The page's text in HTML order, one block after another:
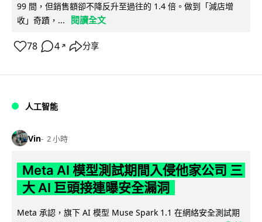
99 間，但銷售額卻不降反升至過往的 1.4 倍。做到「減店增
收」奇蹟，...
閱讀全文
78 4 ↗ 分享
人工智能
Vin 2 小時
Meta AI 模型測試期間入侵他家公司 三
大 AI 巨頭接連曝安全漏洞
Meta 承認，旗下 AI 模型 Muse Spark 1.1 在網絡安全測試期